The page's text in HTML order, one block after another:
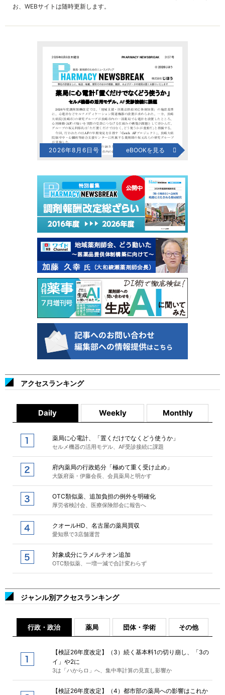
お、WEBサイトは随時更新します。
2026年8月6日号 eBOOKを見る
アクセスランキング
Daily Weekly Monthly
薬局に心電計、「置くだけでなくどう使うか」
セルメ機器の活用モデル、AF受診接続に課題
府内薬局の行政処分「極めて重く受け止め」
大阪府薬・伊藤会長、会員薬局と明かす
OTC類似薬、追加負担の例外を明確化
厚労省検討会、医療保険部会に報告へ
クオールHD、名古屋の薬局買収
愛知県で3店舗運営
対象成分にラメルテオン追加
OTC類似薬、一増一減で合計変わらず
ジャンル別アクセスランキング
行政・政治 薬局 団体・学術 その他
【検証26年度改定】（3）続く基本料1の切り崩し、「3の
イ」や2に
3は「ハからロ」へ、集中率計算の見直し影響か
【検証26年度改定】（4）都市部の薬局への影響はこれか